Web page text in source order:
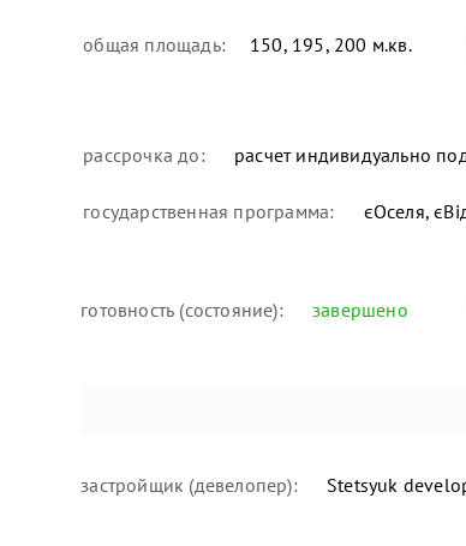
общая площадь: 150, 195, 200 м.кв.
рассрочка до: расчет индивидуально
государственная программа: єОселя,
готовность (состояние): завершено
застройщик (девелопер): Stetsyuk